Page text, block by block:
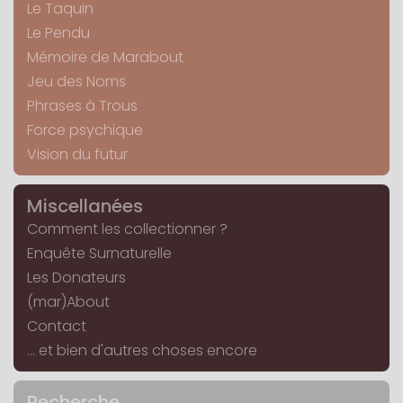
Le Taquin
Le Pendu
Mémoire de Marabout
Jeu des Noms
Phrases à Trous
Force psychique
Vision du futur
Miscellanées
Comment les collectionner ?
Enquête Surnaturelle
Les Donateurs
(mar)About
Contact
... et bien d'autres choses encore